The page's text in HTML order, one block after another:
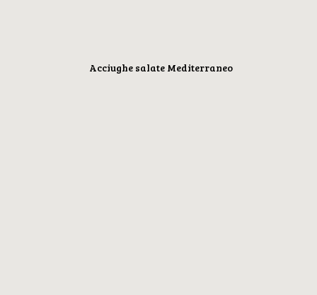
Acciughe salate Mediterraneo